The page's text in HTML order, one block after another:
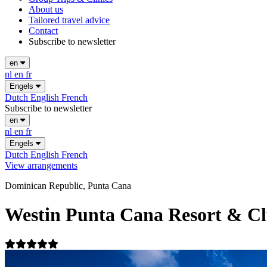
About us
Tailored travel advice
Contact
Subscribe to newsletter
en
nl en fr
Engels
Dutch English French
Subscribe to newsletter
en
nl en fr
Engels
Dutch English French
View arrangements
Dominican Republic, Punta Cana
Westin Punta Cana Resort &